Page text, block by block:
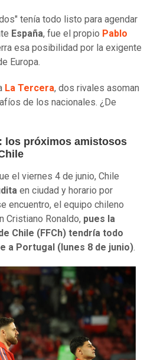
tenía todo listo para agendar
España, fue el propio Pablo
esa posibilidad por la exigente
Europa.
La Tercera, dos rivales asoman
de los nacionales. ¿De
los próximos amistosos
el viernes 4 de junio, Chile
en ciudad y horario por
encuentro, el equipo chileno
Cristiano Ronaldo, pues la
Chile (FFCh) tendría todo
a Portugal (lunes 8 de junio).